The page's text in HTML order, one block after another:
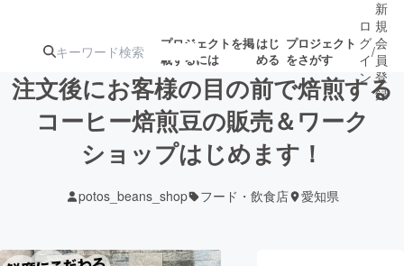
プロジェクトを掲
載するには
はじ
める
プロジェクト
をさがす
注目のリ 注目の新着プロ募集終了が近いプ
ロ
グ
イ
ン
/
新
規
会
員
登
録
注文後にお客様の目の前で焙煎する
コーヒー焙煎豆の販売＆ワーク
ショップはじめます！
potos_beans_shop フード・飲食店 愛知県